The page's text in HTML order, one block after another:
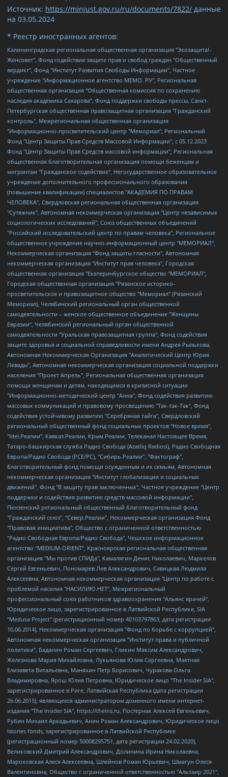
Источник: https://minjust.gov.ru/ru/documents/7822/ данные
на 03.05.2024
* Реестр иностранных агентов:
Калининградская региональная общественная организация "Экозащита!-Женсовет", Фонд содействия защите прав и свобод граждан "Общественный вердикт", Фонд "Институт Развития Свободы Информации", Частное учреждение "Информационное агентство МЕМО. РУ", Региональная общественная организация "Общественная комиссия по сохранению наследия академика Сахарова", Фонд поддержки свободы прессы, Санкт-Петербургская общественная правозащитная организация "Гражданский контроль", Межрегиональная общественная организация "Информационно-просветительский центр "Мемориал", Региональный Фонд "Центр Защиты Прав Средств Массовой Информации", с 05.12.2023 Фонд "Центр Защиты Прав Средств массовой информации", Региональная общественная благотворительная организация помощи беженцам и мигрантам "Гражданское содействие", Негосударственное образовательное учреждение дополнительного профессионального образования (повышение квалификации) специалистов "АКАДЕМИЯ ПО ПРАВАМ ЧЕЛОВЕКА", Свердловская региональная общественная организация "Сутяжник", Автономная некоммерческая организация "Центр независимых социологических исследований", Союз общественных объединений "Российский исследовательский центр по правам человека", Региональное общественное учреждение научно-информационный центр "МЕМОРИАЛ", Некоммерческая организация "Фонд защиты гласности", Автономная некоммерческая организация "Институт прав человека", Городская общественная организация "Екатеринбургское общество "МЕМОРИАЛ", Городская общественная организация "Рязанское историко-просветительское и правозащитное общество "Мемориал" (Рязанский Мемориал), Челябинский региональный орган общественной самодеятельности – женское общественное объединение "Женщины Евразии", Челябинский региональный орган общественной самодеятельности "Уральская правозащитная группа", Фонд содействия защите здоровья и социальной справедливости имени Андрея Рылькова, Автономная Некоммерческая Организация "Аналитический Центр Юрия Левады", Автономная некоммерческая организация социальной поддержки населения "Проект Апрель", Региональная общественная организация помощи женщинам и детям, находящимся в кризисной ситуации "Информационно-методический центр "Анна", Фонд содействия развитию массовых коммуникаций и правовому просвещению "Так-так-Так", Фонд содействия устойчивому развитию "Серебряная тайга", Свердловский региональный общественный фонд социальных проектов "Новое время", "Idel.Реалии", Кавказ.Реалии, Крым.Реалии, Телеканал Настоящее Время, Татаро-башкирская служба Радио Свобода (Azatliq Radiosi), Радио Свободная Европа/Радио Свобода (PCE/PC), "Сибирь.Реалии", "Фактограф", Благотворительный фонд помощи осужденным и их семьям, Автономная некоммерческая организация "Институт глобализации и социальных движений", Фонд "В защиту прав заключенных", Частное учреждение "Центр поддержки и содействия развитию средств массовой информации", Пензенский региональный общественный благотворительный фонд "Гражданский союз", "Север.Реалии", Некоммерческая организация Фонд "Правовая инициатива", Общество с ограниченной ответственностью "Радио Свободная Европа/Радио Свобода", Чешское информационное агентство "MEDIUM-ORIENT", Красноярская региональная общественная организация "Мы против СПИДа", Камалягин Денис Николаевич, Маркелов Сергей Евгеньевич, Пономарев Лев Александрович, Савицкая Людмила Алексеевна, Автономная некоммерческая организация "Центр по работе с проблемой насилия "НАСИЛИЮ.НЕТ", Межрегиональный профессиональный союз работников здравоохранения "Альянс врачей", Юридическое лицо, зарегистрированное в Латвийской Республике, SIA "Medusa Project" (регистрационный номер 40103797863, дата регистрации 10.06.2014), Некоммерческая организация "Фонд по борьбе с коррупцией", Автономная некоммерческая организация "Институт права и публичной политики", Баданин Роман Сергеевич, Гликин Максим Александрович, Железнова Мария Михайловна, Лукьянова Юлия Сергеевна, Маетная Елизавета Витальевна, Маняхин Петр Борисович, Чуракова Ольга Владимировна, Ярош Юлия Петровна, Юридическое лицо "The Insider SIA", зарегистрированное в Риге, Латвийская Республика (дата регистрации 26.06.2015), являющееся администратором доменного имени интернет-издания "The Insider SIA", https://theins.ru, Постернак Алексей Евгеньевич, Рубин Михаил Аркадьевич, Анин Роман Александрович, Юридическое лицо Istories fonds, зарегистрированное в Латвийской Республике (регистрационный номер 50008295751, дата регистрации 24.02.2020), Великовский Дмитрий Александрович, Долинина Ирина Николаевна, Мароховская Алеся Алексеевна, Шлейнов Роман Юрьевич, Шмагун Олеся Валентиновна, Общество с ограниченной ответственностью "Альтаир 2021", Общество с ограниченной ответственностью "Вега 2021", Общество с ограниченной ответственностью "Главный редактор 2021", Общество с ограниченной ответственностью "Ромашки монолит", Важенков Артем Валерьевич, Ивановская областная общественная организация "Центр гендерных исследований", Гурман Юрий Альбертович, Медиапроект "ОВД-Инфо", Егоров Владимир Владимирович, Жилинский Владимир Александрович, Общество с ограниченной ответственностью "ЗП", Иванова София Юрьевна, Карезина Инна Павловна, Кильтау Екатерина Викторовна, Петров Алексей Викторович, Пискунов Сергей Евгеньевич, Смирнов Сергей Сергеевич, Тихонов Михаил Сергеевич, Общество с ограниченной ответственностью "ЖУРНАЛИСТ-ИНОСТРАННЫЙ АГЕНТ", Арапова Галина Юрьевна, Вольтская Татьяна Анатольевна, Американская компания "Mason G.E.S. Anonymous Foundation" (США), являющаяся владельцем интернет-издания https://mnews.world/, Компания "Stichting Bellingcat", зарегистрированная в Нидерландах (дата регистрации 11.07.2018), Захаров Андрей Вячеславович, Клепиковская Екатерина Дмитриевна, Общество с ограниченной ответственностью "МЕМО", Перл Роман Александрович, Симонов Евгений Алексеевич, Соловьева Елена Анатольевна, Сотников Даниил Владимирович, Сурначева Елизавета Дмитриевна, Автономная некоммерческая организация по защите прав человека и информированию населения "Якутия – Наше Мнение", Общество с ограниченной ответственностью "Москоу диджитал медиа", с 26.01.2023 Общество с ограниченной ответственностью "Чайка Белые сады", Ветошкина Валерия Валерьевна, Заговора Максим Александрович, Межрегиональное общественное движение "Российская ЛГБТ - сеть", Оленичев Максим Владимирович, Павлов Иван Юрьевич, Скворцова Елена Сергеевна, Общество с ограниченной ответственностью "Как бы инагент", Кочетков Игорь Викторович, Общество с ограниченной ответственностью "Честные выборы", Еланчик Олег Александрович, Общество с ограниченной ответственностью "Нобелевский призыв", Гималова Регина Эмилевна, Григорьев Андрей Валерьевич, Григорьева Алина Александровна, Ассоциация по содействию защите прав призывников, альтернативнослужащих и военнослужащих "Правозащитная группа "Гражданин.Армия.Право", Хисамова Регина Фаритовна, Автономная некоммерческая организация по реализации социально-правовых программ "Лилит", Дальневосточное общественное движение "Маяк", Санкт-Петербургская ЛГБТ-инициативная группа "Выход", Инициативная группа ЛГБТ+ "Реверс", Алексеев Андрей Викторович, Бекбулатова Таисия Львовна, Беляев Иван Михайлович, Владыкина Елена Сергеевна, Гельман Марат Александрович, Никульшина Вероника Юрьевна, Толоконникова Надежда Андреевна, Шендерович Виктор Анатольевич, Общество с ограниченной ответственностью "Данное сообщение", Общество с ограниченной ответственностью Издательский дом "Новая глава", Айнбиндер Александра Александровна, Московский комьюнити-центр для ЛГБТ+инициатив, Благотворительный фонд развития филантропии, Deutsche Welle (Германия, Kurt-Schumacher-Strasse 3, 53113 Bonn), Борзунова Мария Михайловна, Воробьев Виктор Викторович, Голубева Анна Львовна, Константинова Алла Михайловна, Малкова Ирина Владимировна, Мурадов Мурад Абдулгалимович, Осетинская Елизавета Николаевна, Понасенков Евгений Николаевич, Ганапольский Матвей Юрьевич, Киселев Евгений Алексеевич, Борухович Ирина Григорьевна, Дремин Иван Тимофеевич, Дубровский Дмитрий Викторович, Красноярская региональная общественная организация поддержки и развития альтернативных образовательных технологий и межкультурных коммуникаций "ИНТЕРРА", Маяковская Екатерина Алексеевна, Фейгин Марк Захарович, Филимонов Андрей Викторович, Дзугкоева Регина Николаевна, Доброхотов Роман Александрович, Дудь Юрий Александрович, Елкин Сергей Владимирович, Кругликов Кирилл Игоревич, Сабунаева Мария Леонидовна, Семенов Алексей Владимирович, Шаинян Карен Багратович, Шульман Екатерина Михайловна, Асафьев Артур Валерьевич, Вахштайн Виктор Семенович, Венедиктов Алексей Алексеевич, Лушникова Екатерина Евгеньевна, Волков Леонид Михайлович, Невзоров Александр Глебович, Пархоменко Сергей Борисович, Сироткин Ярослав Николаевич, Кара-Мурза Владимир Владимирович, Баранова Наталья Владимировна, Гозман Леонид Яковлевич, Кагарлицкий Борис Юльевич, Климарев Михаил Валерьевич, Милов Владимир Станиславович, Автономная некоммерческая организация Краснодарский центр современного искусства "Типография", Моргенштерн Алишер Тагирович, Соболь Любовь Эдуардовна, Общество с ограниченной ответственностью "ЛИЗА НОРМ", Каспаров Гарри Кимович, Ходорковский Михаил Борисович, Общество с ограниченной ответственностью "Апрельские тезисы", Данилович Ирина Брониславовна, Кашин Олег Владимирович, Петров Николай Владимирович, Пивоваров Алексей Владимирович, Соколов Михаил Владимирович, Цветкова Юлия Владимировна, Чичваркин Евгений Александрович, Комитет против пыток/Команда против пыток, Общество с ограниченной ответственностью "Первый научный", Общество с ограниченной ответственностью "Вертолет и ко", Белоцерковская Вероника Борисовна, Кац Максим Евгеньевич, Лазарева Татьяна Юрьевна, Шаведдинов Руслан Табризович, Яшин Илья Валерьевич, Общество с ограниченной ответственностью "Иноагент ААВ", Алешковский Дмитрий Петрович, Альбац Евгения Марковна, Быков Дмитрий Львович, Галямина Юлия Евгеньевна, Лойко Сергей Леонидович, Мартынов Кирилл Константинович, Медведев Сергей Александрович, Крашенинников Федор Геннадиевич, Гордеева Катерина Вл